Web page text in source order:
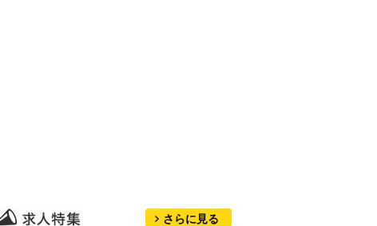
さらに見る